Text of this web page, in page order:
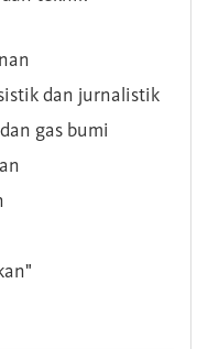
dan jurnalistik
gas bumi